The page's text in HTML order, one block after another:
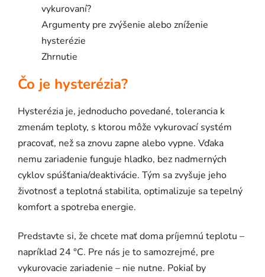
vykurovaní?
Argumenty pre zvýšenie alebo zníženie
hysterézie
Zhrnutie
Čo je hysterézia?
Hysterézia je, jednoducho povedané, tolerancia k
zmenám teploty, s ktorou môže vykurovací systém
pracovať, než sa znovu zapne alebo vypne. Vďaka
nemu zariadenie funguje hladko, bez nadmerných
cyklov spúšťania/deaktivácie. Tým sa zvyšuje jeho
životnosť a teplotná stabilita, optimalizuje sa tepelný
komfort a spotreba energie.
Predstavte si, že chcete mať doma príjemnú teplotu –
napríklad 24 °C. Pre nás je to samozrejmé, pre
vykurovacie zariadenie – nie nutne. Pokiaľ by